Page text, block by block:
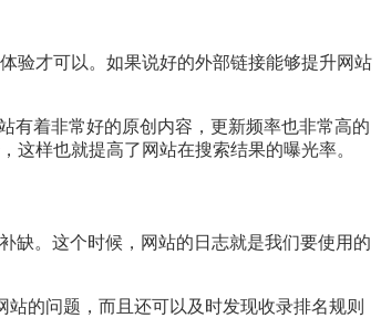
验才可以。如果说好的外部链接能够提升网站
有着非常好的原创内容，更新频率也非常高的
样也就提高了网站在搜索结果的曝光率。
缺。这个时候，网站的日志就是我们要使用的
的问题，而且还可以及时发现收录排名规则